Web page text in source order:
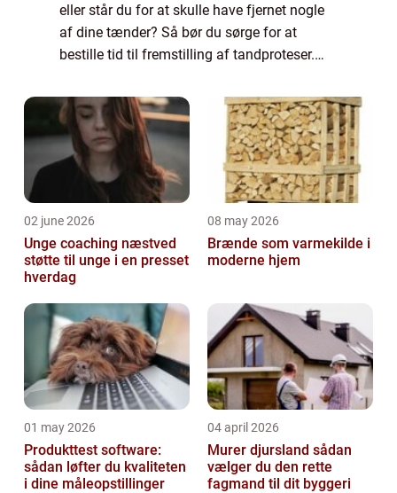
eller står du for at skulle have fjernet nogle
af dine tænder? Så bør du sørge for at
bestille tid til fremstilling af tandproteser.
Langt de fleste mennesker har i 2...
02 june 2026
Unge coaching næstved
støtte til unge i en presset
hverdag
08 may 2026
Brænde som varmekilde i
moderne hjem
01 may 2026
Produkttest software:
sådan løfter du kvaliteten
i dine måleopstillinger
04 april 2026
Murer djursland sådan
vælger du den rette
fagmand til dit byggeri